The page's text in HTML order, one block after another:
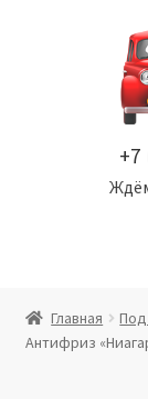
содержимому
+7
Витрина
Главная Под
Антифриз